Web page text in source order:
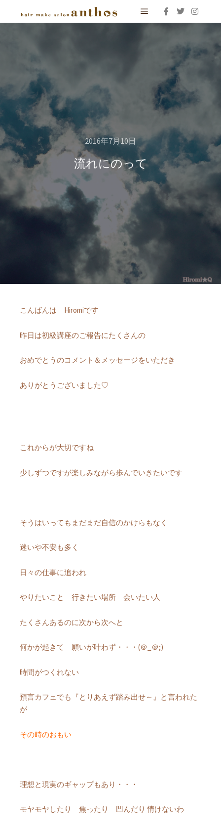
メインメニュー
2016年7月10日
流れにのって
こんばんは Hiromiです
昨日は初級講座のご報告にたくさんの
おめでとうのコメント＆メッセージをいただき
ありがとうございました♡
これからが大切ですね
少しずつですが楽しみながら歩んでいきたいです
そうはいってもまだまだ自信のかけらもなく
迷いや不安も多く
日々の仕事に追われ
やりたいこと 行きたい場所 会いたい人
たくさんあるのに次から次へと
何かが起きて 願いが叶わず・・・(＠_＠;)
時間がつくれない
預言カフェでも『とりあえず踏み出せ～』と言われた
が
その時のおもい
理想と現実のギャップもあり・・・
モヤモヤしたり 焦ったり 凹んだり 情けないわ